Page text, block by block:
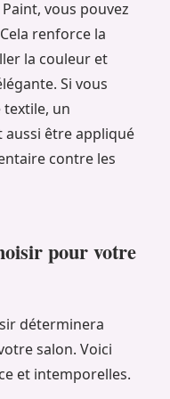
vous pouvez
renforce la
la couleur et
Si vous
un
être appliqué
contre les
pour votre
déterminera
salon. Voici
et intemporelles.